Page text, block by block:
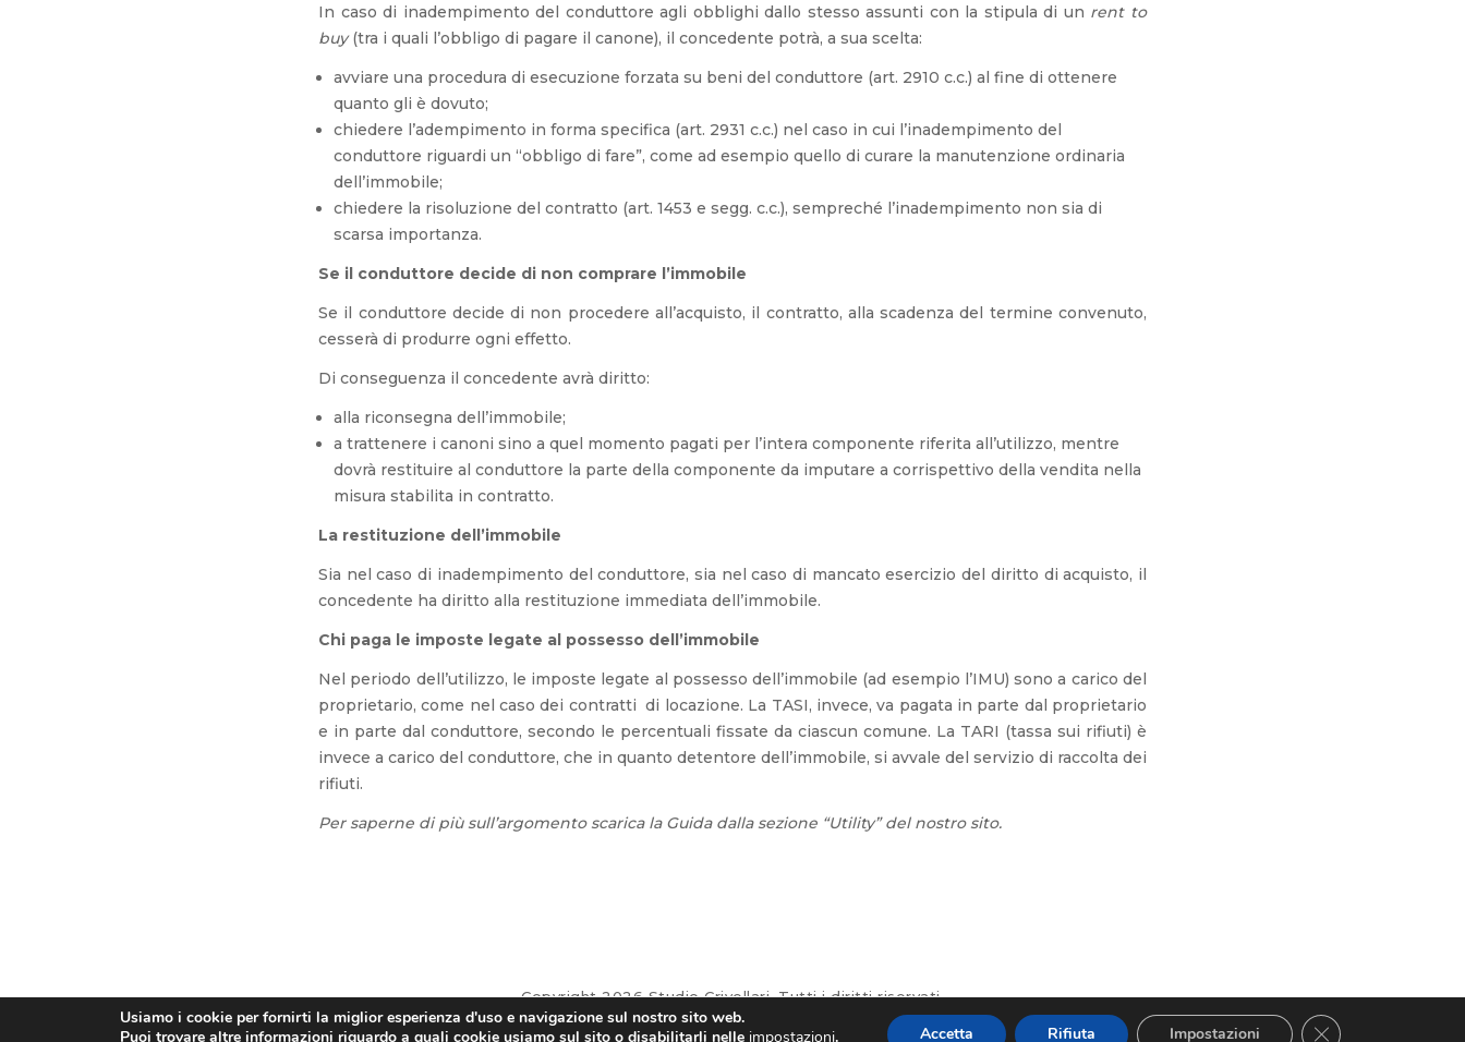
In caso di inadempimento del conduttore agli obblighi dallo stesso assunti con la stipula di un rent to
buy(tra i quali l’obbligo di pagare il canone), il concedente potrà, a sua scelta:
avviare una procedura di esecuzione forzata su beni del conduttore (art. 2910 c.c.) al fine di ottenere
quanto gli è dovuto;
chiedere l’adempimento in forma specifica (art. 2931 c.c.) nel caso in cui l’inadempimento del
conduttore riguardi un “obbligo di fare”, come ad esempio quello di curare la manutenzione ordinaria
dell’immobile;
chiedere la risoluzione del contratto (art. 1453 e segg. c.c.), sempreché l’inadempimento non sia di
scarsa importanza.
Se il conduttore decide di non comprare l’immobile
Se il conduttore decide di non procedere all’acquisto, il contratto, alla scadenza del termine convenuto,
cesserà di produrre ogni effetto.
Di conseguenza il concedente avrà diritto:
alla riconsegna dell’immobile;
a trattenere i canoni sino a quel momento pagati per l’intera componente riferita all’utilizzo, mentre
dovrà restituire al conduttore la parte della componente da imputare a corrispettivo della vendita nella
misura stabilita in contratto.
La restituzione dell’immobile
Sia nel caso di inadempimento del conduttore, sia nel caso di mancato esercizio del diritto di acquisto, il
concedente ha diritto alla restituzione immediata dell’immobile.
Chi paga le imposte legate al possesso dell’immobile
Nel periodo dell’utilizzo, le imposte legate al possesso dell’immobile (ad esempio l’IMU) sono a carico del
proprietario, come nel caso dei contratti di locazione. La TASI, invece, va pagata in parte dal proprietario
e in parte dal conduttore, secondo le percentuali fissate da ciascun comune. La TARI (tassa sui rifiuti) è
invece a carico del conduttore, che in quanto detentore dell’immobile, si avvale del servizio di raccolta dei
rifiuti.
Per saperne di più sull’argomento scarica la Guida dalla sezione “Utility” del nostro sito.
Copyright 2026 Studio Crivellari. Tutti i diritti riservati.
PRIVACY COOKIES DATI SOCIETARI
Usiamo i cookie per fornirti la miglior esperienza d'uso e navigazione sul nostro sito web.
Puoi trovare altre informazioni riguardo a quali cookie usiamo sul sito o disabilitarli nelle impostazioni. Accetta Rifiuta Impostazioni Close GDPR Cookie